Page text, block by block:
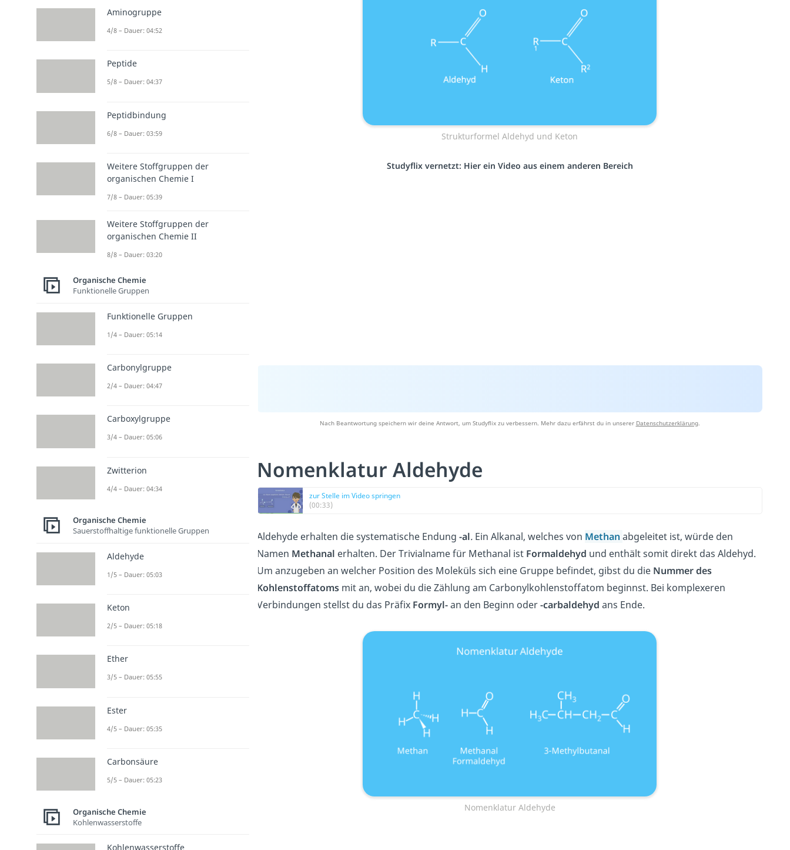
Strukturformel Aldehyd und Keton
Studyflix vernetzt: Hier ein Video aus einem anderen Bereich
Nach Beantwortung speichern wir deine Antwort, um Studyflix zu verbessern. Mehr dazu erfährst du in unserer Datenschutzerklärung.
Nomenklatur Aldehyde
zur Stelle im Video springen
(00:33)
Aldehyde erhalten die systematische Endung -al. Ein Alkanal, welches von Methan abgeleitet ist, würde den
Namen Methanal erhalten. Der Trivialname für Methanal ist Formaldehyd und enthält somit direkt das Aldehyd.
Um anzugeben an welcher Position des Moleküls sich eine Gruppe befindet, gibst du die Nummer des
Kohlenstoffatoms mit an, wobei du die Zählung am Carbonylkohlenstoffatom beginnst. Bei komplexeren
Verbindungen stellst du das Präfix Formyl-an den Beginn oder-carbaldehyd ans Ende.
Nomenklatur Aldehyde
Aminogruppe
4/8 – Dauer: 04:52
Peptide
5/8 – Dauer: 04:37
Peptidbindung
6/8 – Dauer: 03:59
Weitere Stoffgruppen der
organischen Chemie I
7/8 – Dauer: 05:39
Weitere Stoffgruppen der
organischen Chemie II
8/8 – Dauer: 03:20
Organische Chemie
Funktionelle Gruppen
Funktionelle Gruppen
1/4 – Dauer: 05:14
Carbonylgruppe
2/4 – Dauer: 04:47
Carboxylgruppe
3/4 – Dauer: 05:06
Zwitterion
4/4 – Dauer: 04:34
Organische Chemie
Sauerstoffhaltige funktionelle Gruppen
Aldehyde
1/5 – Dauer: 05:03
Keton
2/5 – Dauer: 05:18
Ether
3/5 – Dauer: 05:55
Ester
4/5 – Dauer: 05:35
Carbonsäure
5/5 – Dauer: 05:23
Organische Chemie
Kohlenwasserstoffe
Kohlenwasserstoffe